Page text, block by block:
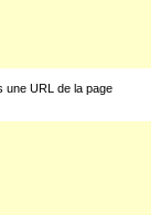
une URL de la page